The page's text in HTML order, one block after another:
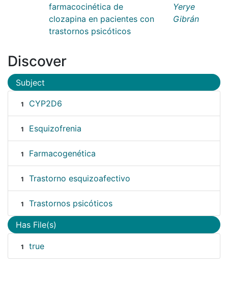
farmacocinética de
clozapina en pacientes con
trastornos psicóticos
Yerye
Gibrán
Discover
Subject
1 CYP2D6
1 Esquizofrenia
1 Farmacogenética
1 Trastorno esquizoafectivo
1 Trastornos psicóticos
Has File(s)
1 true